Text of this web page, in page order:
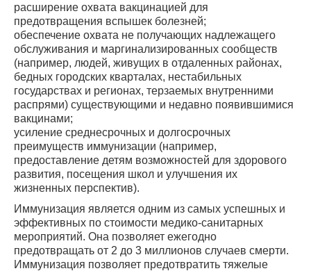
расширение охвата вакцинацией для
предотвращения вспышек болезней;
обеспечение охвата не получающих надлежащего
обслуживания и маргинализированных сообществ
(например, людей, живущих в отдаленных районах,
бедных городских кварталах, нестабильных
государствах и регионах, терзаемых внутренними
распрями) существующими и недавно появившимися
вакцинами;
усиление среднесрочных и долгосрочных
преимуществ иммунизации (например,
предоставление детям возможностей для здорового
развития, посещения школ и улучшения их
жизненных перспектив).
Иммунизация является одним из самых успешных и
эффективных по стоимости медико-санитарных
мероприятий. Она позволяет ежегодно
предотвращать от 2 до 3 миллионов случаев смерти.
Иммунизация позволяет предотвратить тяжелые